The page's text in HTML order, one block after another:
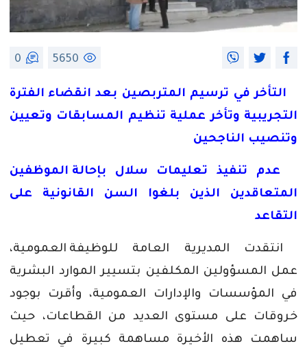
5650
0
التأخر في ترسيم المتربصين بعد انقضاء الفترة
التجريبية وتأخر عملية تنظيم المسابقات وتعيين
وتنصيب الناجحين
عدم تنفيذ تعليمات سلال بإحالة الموظفين
المتعاقدين
الذين بلغوا السن القانونية
على
التقاعد
انتقدت المديرية العامة للوظيفة العمومية،
عمل المسؤولين المكلفين بتسيير الموارد البشرية
في
المؤسسات والإدارات العمومية، وأقرت
بوجود
خروقات
على مستوى العديد من القطاعات،
حيث
ساهمت
هذه الأخيرة مساهمة كبيرة في
تعطيل